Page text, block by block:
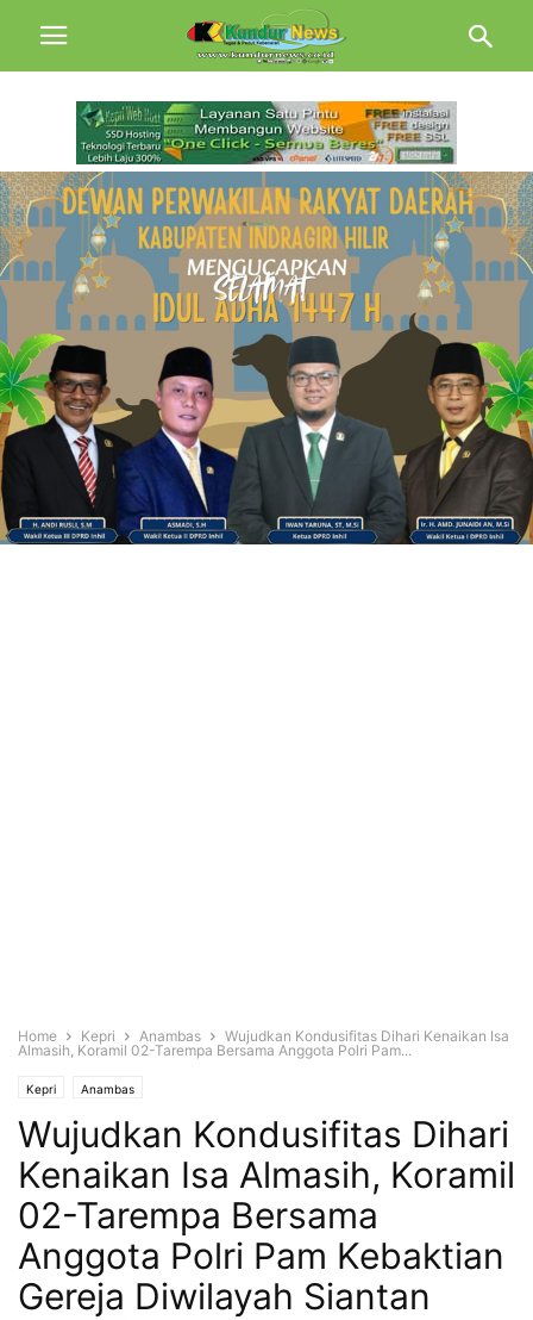
Home Kepri Anambas
Wujudkan Kondusifitas Dihari Kenaikan Isa
Almasih, Koramil 02-Tarempa Bersama Anggota Polri Pam...
Kepri Anambas
Wujudkan Kondusifitas Dihari
Kenaikan Isa Almasih, Koramil
02-Tarempa Bersama
Anggota Polri Pam Kebaktian
Gereja Diwilayah Siantan